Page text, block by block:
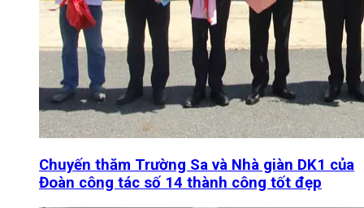
Chuyến thăm Trường Sa và Nhà giàn DK1 của
Đoàn công tác số 14 thành công tốt đẹp